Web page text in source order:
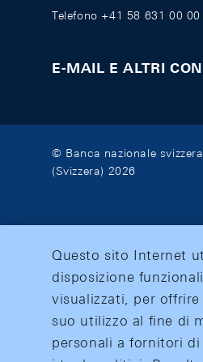
Telefono +41 58 631 00 00
E-MAIL E ALTRI
© Banca nazionale
(Svizzera) 2026
Questo sito Internet
disposizione
visualizzati, per
suo utilizzo al fine di
personali a fornitori